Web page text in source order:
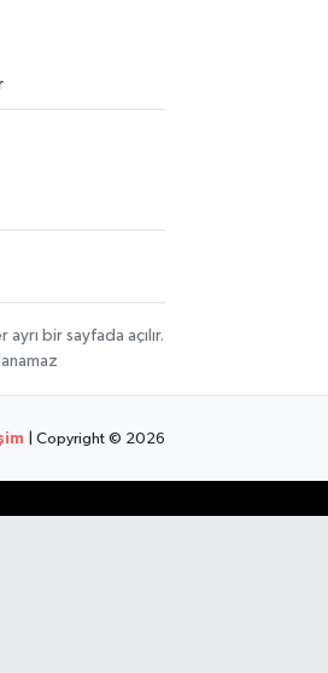
bir sayfada açılır.
| Copyright © 2026